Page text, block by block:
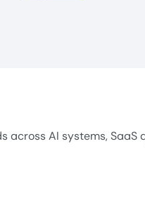
across AI systems,